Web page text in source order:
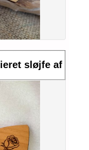
sløjfe af